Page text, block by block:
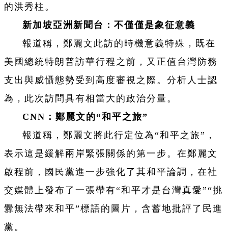
的洪秀柱。
新加坡亞洲新聞台：不僅僅是象征意義
報道稱，鄭麗文此訪的時機意義特殊，既在
美國總統特朗普訪華行程之前，又正值台灣防務
支出與威懾態勢受到高度審視之際。分析人士認
為，此次訪問具有相當大的政治分量。
CNN：鄭麗文的“和平之旅”
報道稱，鄭麗文將此行定位為“和平之旅”，
表示這是緩解兩岸緊張關係的第一步。在鄭麗文
啟程前，國民黨進一步強化了其和平論調，在社
交媒體上發布了一張帶有“和平才是台灣真愛”“挑
釁無法帶來和平”標語的圖片，含蓄地批評了民進
黨。